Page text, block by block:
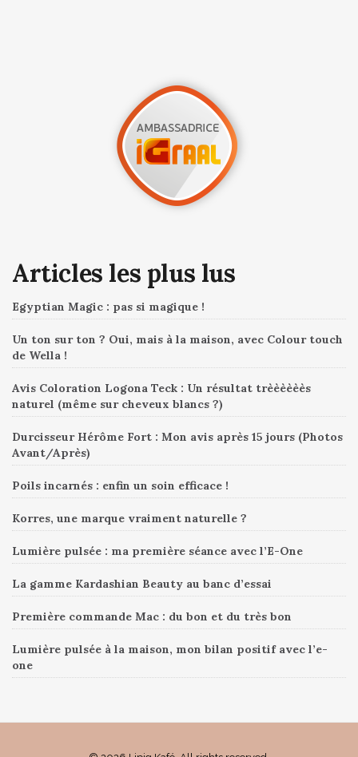
Articles les plus lus
Egyptian Magic : pas si magique !
Un ton sur ton ? Oui, mais à la maison, avec Colour touch
de Wella !
Avis Coloration Logona Teck : Un résultat trèèèèèès
naturel (même sur cheveux blancs ?)
Durcisseur Hérôme Fort : Mon avis après 15 jours (Photos
Avant/Après)
Poils incarnés : enfin un soin efficace !
Korres, une marque vraiment naturelle ?
Lumière pulsée : ma première séance avec l’E-One
La gamme Kardashian Beauty au banc d’essai
Première commande Mac : du bon et du très bon
Lumière pulsée à la maison, mon bilan positif avec l’e-
one